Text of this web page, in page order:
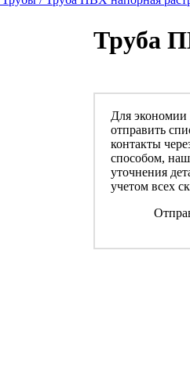
Труба
Для экономии
отправить
контакты
способом,
уточнения
учетом всех